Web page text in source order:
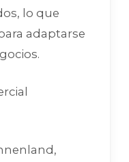
lo que
adaptarse